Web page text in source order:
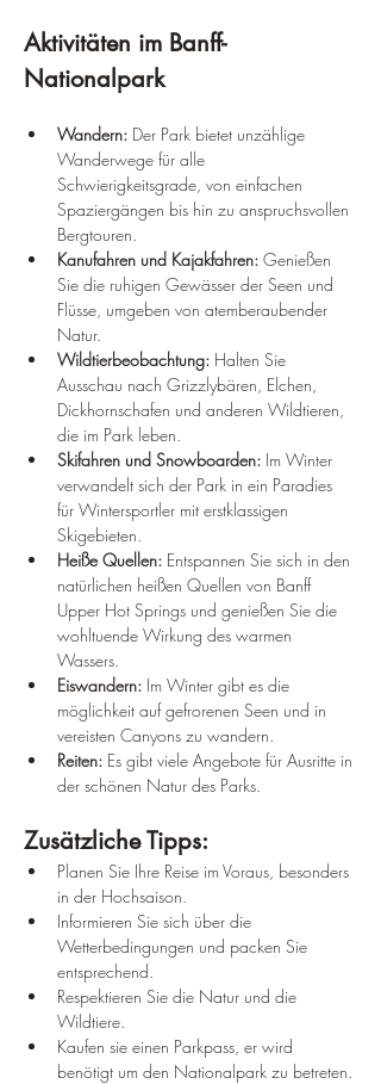
Aktivitäten im Banff-
Nationalpark
Wandern: Der Park bietet unzählige
Wanderwege für alle
Schwierigkeitsgrade, von einfachen
Spaziergängen bis hin zu anspruchsvollen
Bergtouren.
Kanufahren und Kajakfahren: Genießen
Sie die ruhigen Gewässer der Seen und
Flüsse, umgeben von atemberaubender
Natur.
Wildtierbeobachtung: Halten Sie
Ausschau nach Grizzlybären, Elchen,
Dickhornschafen und anderen Wildtieren,
die im Park leben.
Skifahren und Snowboarden: Im Winter
verwandelt sich der Park in ein Paradies
für Wintersportler mit erstklassigen
Skigebieten.
Heiße Quellen: Entspannen Sie sich in den
natürlichen heißen Quellen von Banff
Upper Hot Springs und genießen Sie die
wohltuende Wirkung des warmen
Wassers.
Eiswandern: Im Winter gibt es die
möglichkeit auf gefrorenen Seen und in
vereisten Canyons zu wandern.
Reiten: Es gibt viele Angebote für Ausritte in
der schönen Natur des Parks.
Zusätzliche Tipps:
Planen Sie Ihre Reise im Voraus, besonders
in der Hochsaison.
Informieren Sie sich über die
Wetterbedingungen und packen Sie
entsprechend.
Respektieren Sie die Natur und die
Wildtiere.
Kaufen sie einen Parkpass, er wird
benötigt um den Nationalpark zu betreten.